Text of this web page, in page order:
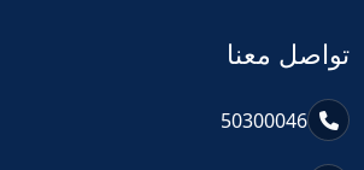
تواصل معنا
50300046